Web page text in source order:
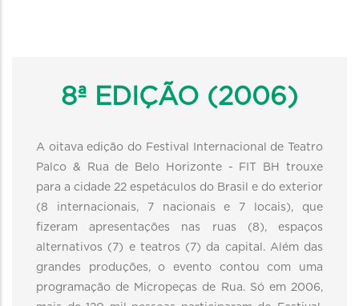
8ª EDIÇÃO (2006)
A oitava edição do Festival Internacional de Teatro
Palco & Rua de Belo Horizonte - FIT BH trouxe
para a cidade 22 espetáculos do Brasil e do exterior
(8 internacionais, 7 nacionais e 7 locais), que
fizeram apresentações nas ruas (8), espaços
alternativos (7) e teatros (7) da capital. Além das
grandes produções, o evento contou com uma
programação de Micropeças de Rua. Só em 2006,